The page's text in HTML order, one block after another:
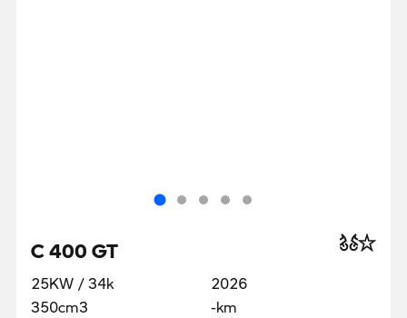
C 400 GT
25KW / 34k
350cm3
2026
-km